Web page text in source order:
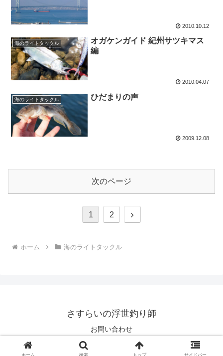
2010.10.12
海のライトタックル
オガケンガイド 紀州サツキマス
編
2010.04.07
海のライトタックル ひだまりの声
2009.12.08
次のページ
1 2
次
ホーム 海のライトタックル
さすらいの浮世釣り師
お問い合わせ
© 2006 さすらいの浮世釣り師.
ホーム 検索 トップ サイドバー